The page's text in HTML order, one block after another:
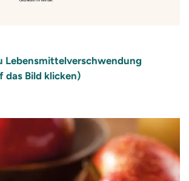
Lebensmittelverschwendung
das Bild klicken)